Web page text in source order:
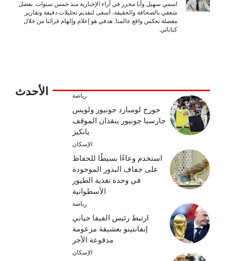
اسمي سهيل وأنا محرر في آراء الإخبارية منذ خمس سنوات. بفضل
شغفي بالصحافة والحقيقة، أسعى لتقديم تحليلات دقيقة وتقارير
مفصلة تعكس واقع عالمنا. هدفي هو إعلام وإلهام قرائنا من خلال
كتاباتي.
الأحدث رياضة
جورج لومبارد جونيور ولويس
جارسيا جونيور ينقذان الموقف
يانكيز
الإسكان
استخدم وعاءًا بسيطًا للحفاظ
على جفاف البذور الموجودة
في وحدة تغذية الطيور
الأسطوانية
رياضة
ارتبط رئيس الفيفا جياني
إنفانتينو بعشيقة مزعومة
مدفوعة الأجر
الإسكان